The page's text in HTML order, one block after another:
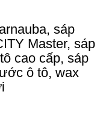
sáp
Master, sáp
cao cấp, sáp
ô tô, wax